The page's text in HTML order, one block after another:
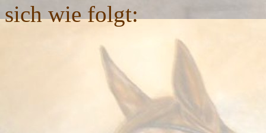
sich wie folgt: